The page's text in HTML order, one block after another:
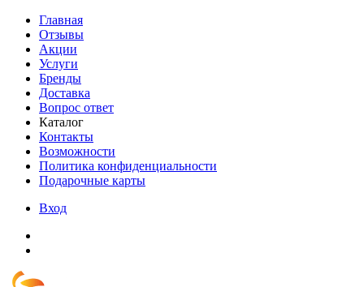
Главная
Отзывы
Акции
Услуги
Бренды
Доставка
Вопрос ответ
Каталог
Контакты
Возможности
Политика конфиденциальности
Подарочные карты
Вход